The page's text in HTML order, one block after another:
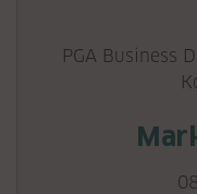
PGA Business